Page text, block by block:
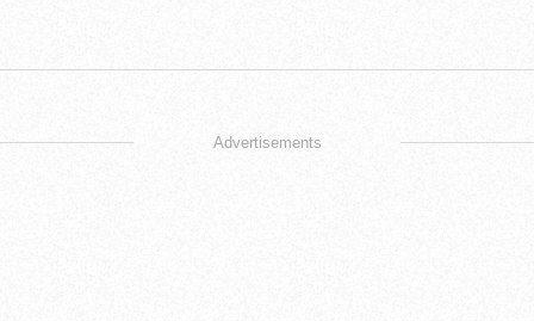
Advertisements